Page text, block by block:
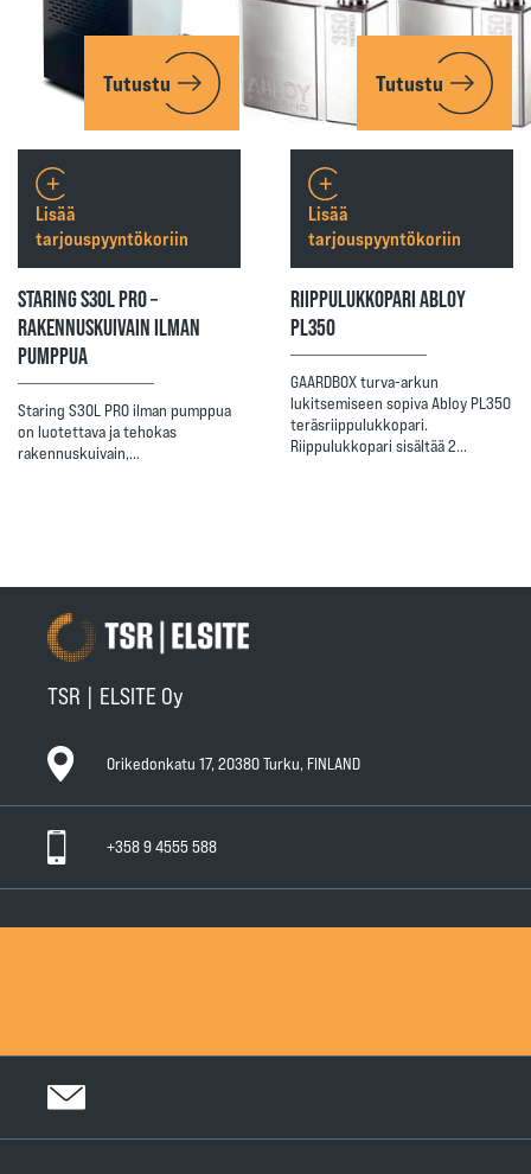
Tutustu
STARING S30L PRO –
RAKENNUSKUIVAIN ILMAN
PUMPPUA
Staring S30L PRO ilman pumppua
on luotettava ja tehokas
rakennuskuivain,…
Lisää
tarjouspyyntökoriin
Tutustu
RIIPPULUKKOPARI ABLOY
PL350
GAARDBOX turva-arkun
lukitsemiseen sopiva Abloy PL350
teräsriippulukkopari.
Riippulukkopari sisältää 2…
Lisää
tarjouspyyntökoriin
TSR | ELSITE Oy
Orikedonkatu 17, 20380 Turku, FINLAND
+358 9 4555 588